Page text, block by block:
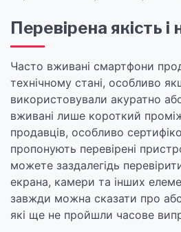
Перевірена якість і
Часто вживані смартфони
технічному стані, особливо
використовували акуратно
вживані лише короткий
продавців, особливо
пропонують перевірені
можете заздалегідь
екрана, камери та інших
завжди можна сказати про
які ще не пройшли часове